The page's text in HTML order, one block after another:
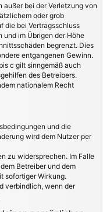
außer bei der Verletzung von
oder grob
die bei Vertragsschluss
im Übrigen der Höhe
begrenzt. Dies
entgangenen Gewinn.
c gilt sinngemäß auch
des Betreibers.
nationalem Recht
und die
wird dem Nutzer per
zu widersprechen. Im Falle
Betreiber und dem
sofortiger Wirkung.
verbindlich, wenn der